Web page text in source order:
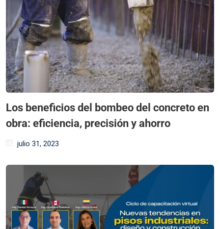
Los beneficios del bombeo del concreto en
obra: eficiencia, precisión y ahorro
julio 31, 2023